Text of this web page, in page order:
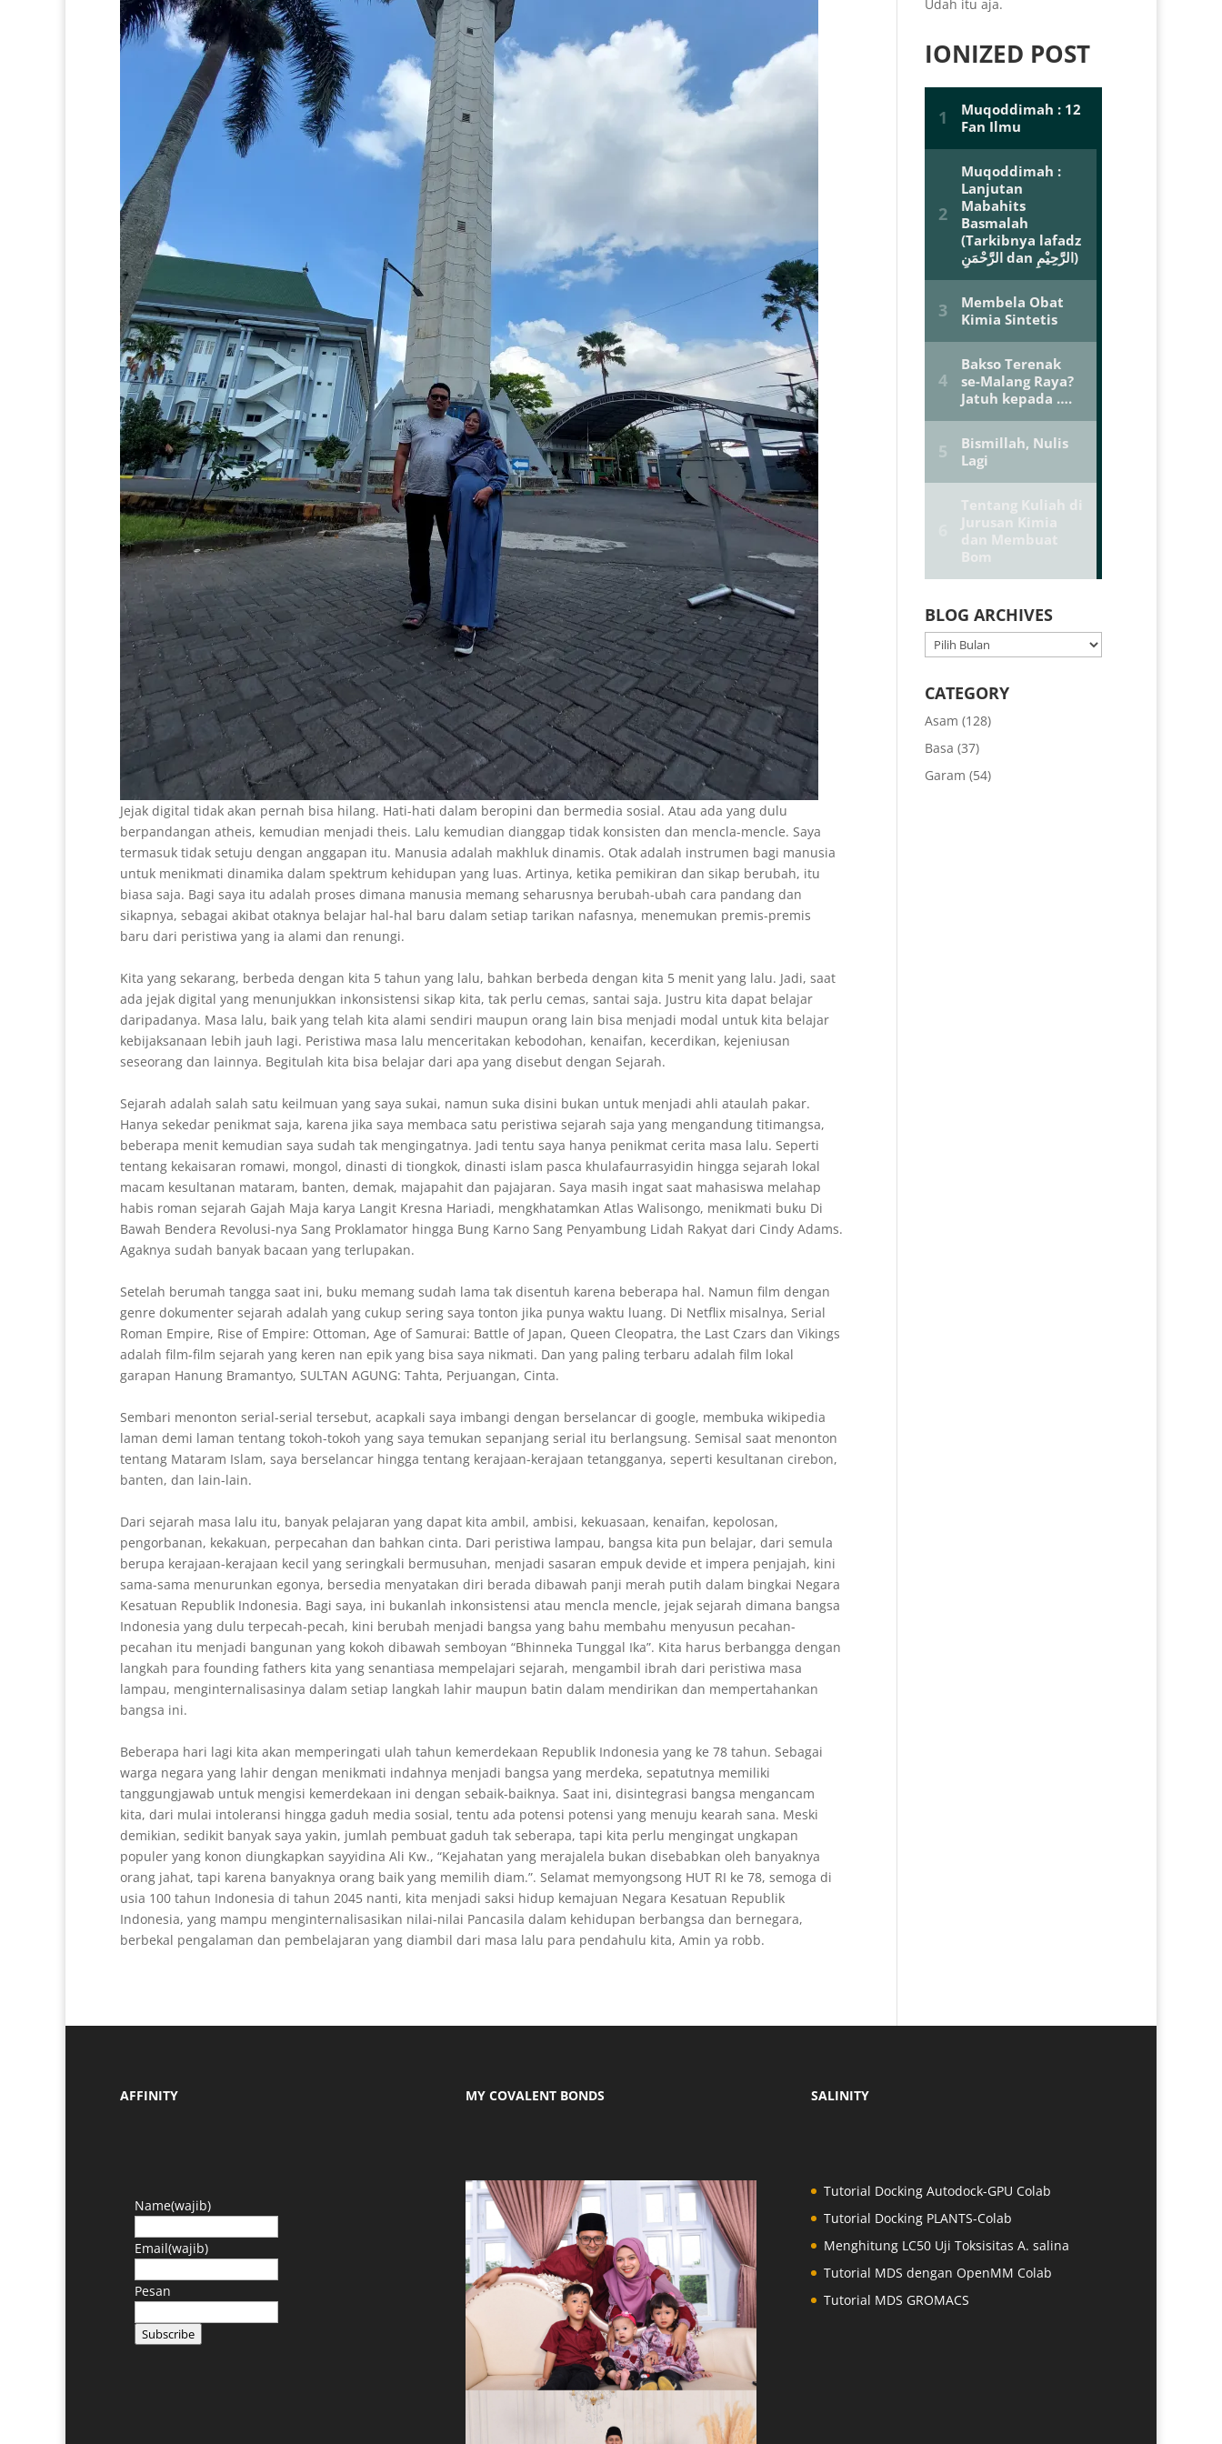
Jejak digital tidak akan pernah bisa hilang. Hati-hati dalam beropini dan bermedia sosial. Atau ada yang dulu
berpandangan atheis, kemudian menjadi theis. Lalu kemudian dianggap tidak konsisten dan mencla-mencle. Saya
termasuk tidak setuju dengan anggapan itu. Manusia adalah makhluk dinamis. Otak adalah instrumen bagi manusia
untuk menikmati dinamika dalam spektrum kehidupan yang luas. Artinya, ketika pemikiran dan sikap berubah, itu
biasa saja. Bagi saya itu adalah proses dimana manusia memang seharusnya berubah-ubah cara pandang dan
sikapnya, sebagai akibat otaknya belajar hal-hal baru dalam setiap tarikan nafasnya, menemukan premis-premis
baru dari peristiwa yang ia alami dan renungi.
Kita yang sekarang, berbeda dengan kita 5 tahun yang lalu, bahkan berbeda dengan kita 5 menit yang lalu. Jadi, saat
ada jejak digital yang menunjukkan inkonsistensi sikap kita, tak perlu cemas, santai saja. Justru kita dapat belajar
daripadanya. Masa lalu, baik yang telah kita alami sendiri maupun orang lain bisa menjadi modal untuk kita belajar
kebijaksanaan lebih jauh lagi. Peristiwa masa lalu menceritakan kebodohan, kenaifan, kecerdikan, kejeniusan
seseorang dan lainnya. Begitulah kita bisa belajar dari apa yang disebut dengan Sejarah.
Sejarah adalah salah satu keilmuan yang saya sukai, namun suka disini bukan untuk menjadi ahli ataulah pakar.
Hanya sekedar penikmat saja, karena jika saya membaca satu peristiwa sejarah saja yang mengandung titimangsa,
beberapa menit kemudian saya sudah tak mengingatnya. Jadi tentu saya hanya penikmat cerita masa lalu. Seperti
tentang kekaisaran romawi, mongol, dinasti di tiongkok, dinasti islam pasca khulafaurrasyidin hingga sejarah lokal
macam kesultanan mataram, banten, demak, majapahit dan pajajaran. Saya masih ingat saat mahasiswa melahap
habis roman sejarah Gajah Maja karya Langit Kresna Hariadi, mengkhatamkan Atlas Walisongo, menikmati buku Di
Bawah Bendera Revolusi-nya Sang Proklamator hingga Bung Karno Sang Penyambung Lidah Rakyat dari Cindy Adams.
Agaknya sudah banyak bacaan yang terlupakan.
Setelah berumah tangga saat ini, buku memang sudah lama tak disentuh karena beberapa hal. Namun film dengan
genre dokumenter sejarah adalah yang cukup sering saya tonton jika punya waktu luang. Di Netflix misalnya, Serial
Roman Empire, Rise of Empire: Ottoman, Age of Samurai: Battle of Japan, Queen Cleopatra, the Last Czars dan Vikings
adalah film-film sejarah yang keren nan epik yang bisa saya nikmati. Dan yang paling terbaru adalah film lokal
garapan Hanung Bramantyo, SULTAN AGUNG: Tahta, Perjuangan, Cinta.
Sembari menonton serial-serial tersebut, acapkali saya imbangi dengan berselancar di google, membuka wikipedia
laman demi laman tentang tokoh-tokoh yang saya temukan sepanjang serial itu berlangsung. Semisal saat menonton
tentang Mataram Islam, saya berselancar hingga tentang kerajaan-kerajaan tetangganya, seperti kesultanan cirebon,
banten, dan lain-lain.
Dari sejarah masa lalu itu, banyak pelajaran yang dapat kita ambil, ambisi, kekuasaan, kenaifan, kepolosan,
pengorbanan, kekakuan, perpecahan dan bahkan cinta. Dari peristiwa lampau, bangsa kita pun belajar, dari semula
berupa kerajaan-kerajaan kecil yang seringkali bermusuhan, menjadi sasaran empuk devide et impera penjajah, kini
sama-sama menurunkan egonya, bersedia menyatakan diri berada dibawah panji merah putih dalam bingkai Negara
Kesatuan Republik Indonesia. Bagi saya, ini bukanlah inkonsistensi atau mencla mencle, jejak sejarah dimana bangsa
Indonesia yang dulu terpecah-pecah, kini berubah menjadi bangsa yang bahu membahu menyusun pecahan-
pecahan itu menjadi bangunan yang kokoh dibawah semboyan “Bhinneka Tunggal Ika”. Kita harus berbangga dengan
langkah para founding fathers kita yang senantiasa mempelajari sejarah, mengambil ibrah dari peristiwa masa
lampau, menginternalisasinya dalam setiap langkah lahir maupun batin dalam mendirikan dan mempertahankan
bangsa ini.
Beberapa hari lagi kita akan memperingati ulah tahun kemerdekaan Republik Indonesia yang ke 78 tahun. Sebagai
warga negara yang lahir dengan menikmati indahnya menjadi bangsa yang merdeka, sepatutnya memiliki
tanggungjawab untuk mengisi kemerdekaan ini dengan sebaik-baiknya. Saat ini, disintegrasi bangsa mengancam
kita, dari mulai intoleransi hingga gaduh media sosial, tentu ada potensi potensi yang menuju kearah sana. Meski
demikian, sedikit banyak saya yakin, jumlah pembuat gaduh tak seberapa, tapi kita perlu mengingat ungkapan
populer yang konon diungkapkan sayyidina Ali Kw., “Kejahatan yang merajalela bukan disebabkan oleh banyaknya
orang jahat, tapi karena banyaknya orang baik yang memilih diam.”. Selamat memyongsong HUT RI ke 78, semoga di
usia 100 tahun Indonesia di tahun 2045 nanti, kita menjadi saksi hidup kemajuan Negara Kesatuan Republik
Indonesia, yang mampu menginternalisasikan nilai-nilai Pancasila dalam kehidupan berbangsa dan bernegara,
berbekal pengalaman dan pembelajaran yang diambil dari masa lalu para pendahulu kita, Amin ya robb.
Udah itu aja.
IONIZED POST
BLOG ARCHIVES
BLOG
ARCHIVES
CATEGORY
Asam (128)
Basa (37)
Garam (54)
AFFINITY
Name(wajib)
Email(wajib)
Pesan
Subscribe
MY COVALENT BONDS SALINITY
Tutorial Docking Autodock-GPU Colab
Tutorial Docking PLANTS-Colab
Menghitung LC50 Uji Toksisitas A. salina
Tutorial MDS dengan OpenMM Colab
Tutorial MDS GROMACS